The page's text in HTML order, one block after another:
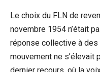
Le choix du FLN de
novembre 1954 n’était
réponse collective à des
mouvement ne s’élevait